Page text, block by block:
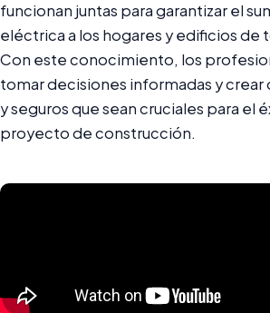
funcionan juntas para garantizar el
eléctrica a los hogares y edificios de
Con este conocimiento, los
tomar decisiones informadas y
y seguros que sean cruciales para el
proyecto de construcción.